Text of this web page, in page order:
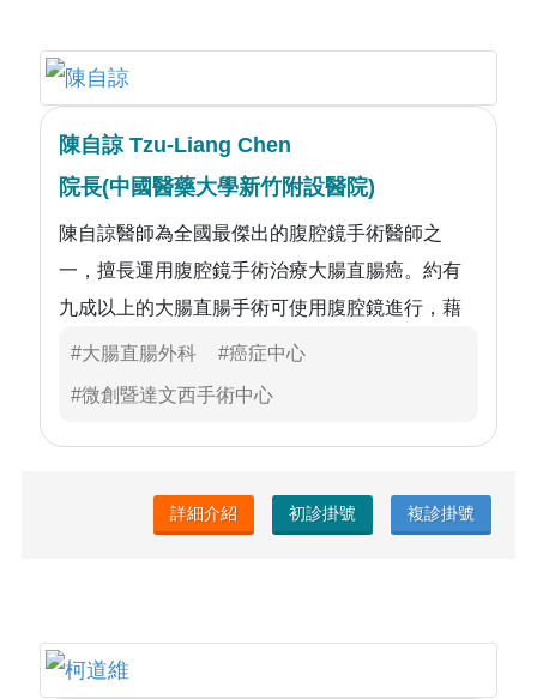
陳自諒 Tzu-Liang Chen
院長(中國醫藥大學新竹附設醫院)
陳自諒醫師為全國最傑出的腹腔鏡手術醫師之
一，擅長運用腹腔鏡手術治療大腸直腸癌。約有
九成以上的大腸直腸手術可使用腹腔鏡進行，藉
由幾個不到 1 公分小傷口，將精密的器械置入體
內，再透過影像處理系統將病灶放大，並傳輸至
年齡層的病患都是不錯的選擇。
#大腸直腸外科 #癌症中心
#微創暨達文西手術中心
詳細介紹 初診掛號 複診掛號